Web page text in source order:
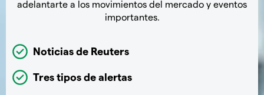
adelantarte a los movimientos del mercado y eventos
importantes.
Noticias de Reuters
Tres tipos de alertas